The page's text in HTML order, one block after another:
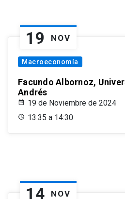
19 NOV
Macroeconomía
Facundo Albornoz,
Andrés
19 de Noviembre de 2024
13:35 a 14:30
14 NOV